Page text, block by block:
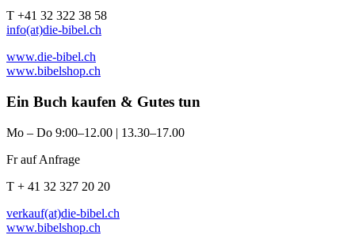
T +41 32 322 38 58
info(at)die-bibel.ch
www.die-bibel.ch
www.bibelshop.ch
Ein Buch kaufen & Gutes tun
Mo – Do 9:00–12.00 | 13.30–17.00
Fr auf Anfrage
T + 41 32 327 20 20
verkauf(at)die-bibel.ch
www.bibelshop.ch